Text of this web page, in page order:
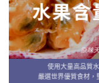
水果含
原味
使用大量高品質
嚴選世界優質食材，